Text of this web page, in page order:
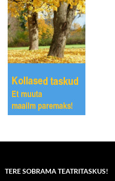
TERE SOBRAMA TEATRITASKUS!